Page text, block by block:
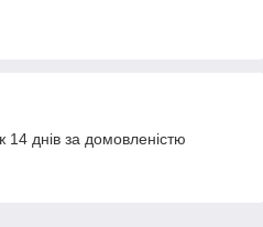
днів за домовленістю